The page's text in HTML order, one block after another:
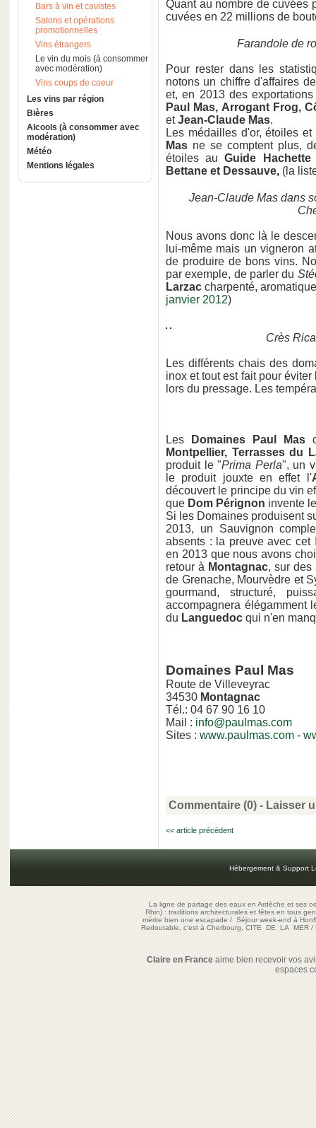
Bars à vin et cavistes
Salons et opérations
promotionnelles
Vins étrangers
Le vin du mois (à consommer
avec modération)
Vins coups de coeur
Les vins par région
Bières
Alcools (à consommer avec
modération)
Météo
Mentions légales
Quant au nombre de cuvées
cuvées en 22 millions de
Farandole de
Pour rester dans les
notons un chiffre d'affaires
et, en 2013 des
Paul Mas, Arrogant Frog,
etJean-Claude Mas.
Les médailles d'or, étoiles
Mas ne se comptent plus,
étoiles auGuide Hachette
Bettane et Dessauve, (la
Jean-Claude Mas dans
Nous avons donc là le
lui-même mais un vigneron
de produire de bons vins.
par exemple, de parler du
Larzac charpenté,
janvier 2012)
Crès
Les différents chais des
inox et tout est fait pour
lors du pressage. Les
Les Domaines Paul Mas
Montpellier, Terrasses du
produit le "Prima Perla", un
le produit jouxte en effet l'
découvert le principe du vin
que Dom Pérignon invente
Si les Domaines produisent
2013, un Sauvignon
absents : la preuve avec cet
en 2013 que nous avons
retour à Montagnac, sur des
de Grenache, Mourvèdre et
gourmand, structuré,
accompagnera élégamment
du Languedoc qui n'en
Domaines Paul Mas
Route de Villeveyrac
34530 Montagnac
Tél.: 04 67 90 16 10
Mail : info@paulmas.com
Sites : www.paulmas.com -
Commentaire (0) - Laisser
<< article précédent
Hébergement & Support
La ligne de partage des eaux en Ardèche et ses
Rhin) : traditions architecturales et fêtes en tous
mérite bien une escapade/Séjour week-end à
Redoutable, c'est à Cherbourg, CITE DE LA MER/
Claire en Franceaime bien recevoir vos
espaces